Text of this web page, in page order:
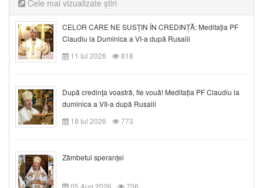
Cele mai vizualizate știri
CELOR CARE NE SUSȚIN ÎN CREDINȚĂ: Meditația PF
Claudiu la Duminica a VI-a după Rusalii
11 Iul 2026
818
După credinţa voastră, fie vouă! Meditația PF Claudiu la
duminica a VII-a după Rusalii
18 Iul 2026
773
Zâmbetul speranței